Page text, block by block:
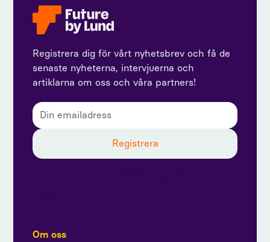
Registrera dig för vårt nyhetsbrev och få de
senaste nyheterna, intervjuerna och
artiklarna om oss och våra partners!
Om oss